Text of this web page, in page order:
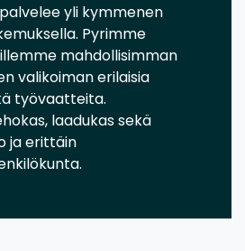
yli kymmenen
Pyrimme
mahdollisimman
valikoiman erilaisia
työvaatteita.
laadukas sekä
ja erittäin